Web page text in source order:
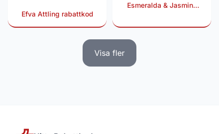
Efva Attling rabattkod
Esmeralda & Jasmine
Visa fler